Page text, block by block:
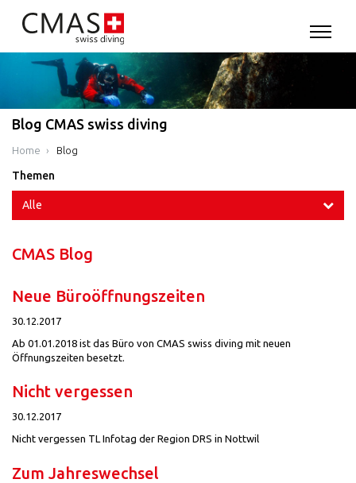
Blog CMAS swiss diving
Home Blog
Themen
Alle
CMAS Blog
Neue Büroöffnungszeiten
30.12.2017
Ab 01.01.2018 ist das Büro von CMAS swiss diving mit neuen
Öffnungszeiten besetzt.
Nicht vergessen
30.12.2017
Nicht vergessen TL Infotag der Region DRS in Nottwil
Zum Jahreswechsel